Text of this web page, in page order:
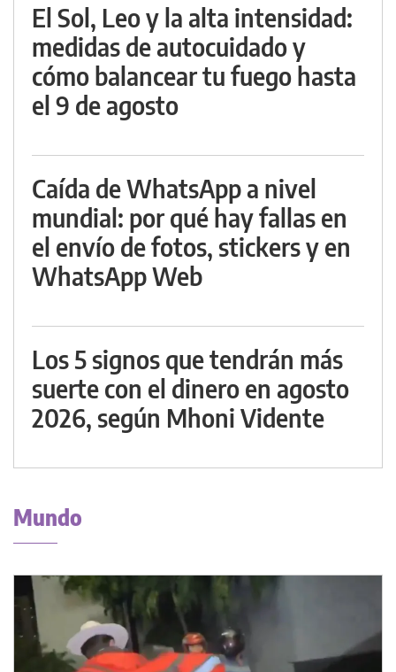
El Sol, Leo y la alta intensidad:
medidas de autocuidado y
cómo balancear tu fuego hasta
el 9 de agosto
Caída de WhatsApp a nivel
mundial: por qué hay fallas en
el envío de fotos, stickers y en
WhatsApp Web
Los 5 signos que tendrán más
suerte con el dinero en agosto
2026, según Mhoni Vidente
Mundo